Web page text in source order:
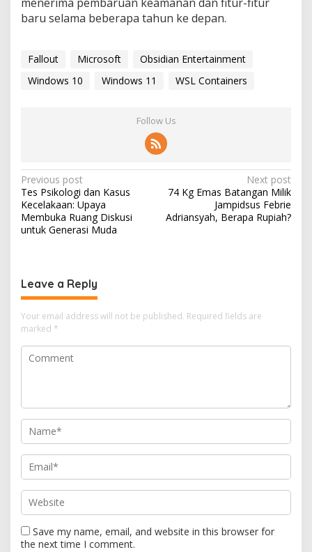
baru selama beberapa tahun ke depan.
Fallout Microsoft
Obsidian Entertainment
Windows 10
Windows 11 WSL Containers
Follow Us
P
o
s
a
v
i
g
a
o
n
Previous post
Tes Psikologi dan Kasus
Kecelakaan: Upaya
Membuka Ruang Diskusi
untuk Generasi Muda
Next post
74 Kg Emas Batangan Milik
Jampidsus Febrie
Adriansyah, Berapa Rupiah?
Leave a Reply
Your email address will not be published. Required fields are
marked *
Save my name, email, and website in this browser for
the next time I comment.